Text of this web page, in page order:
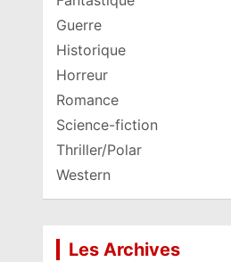
Guerre
Historique
Horreur
Romance
Science-fiction
Thriller/Polar
Western
Les Archives